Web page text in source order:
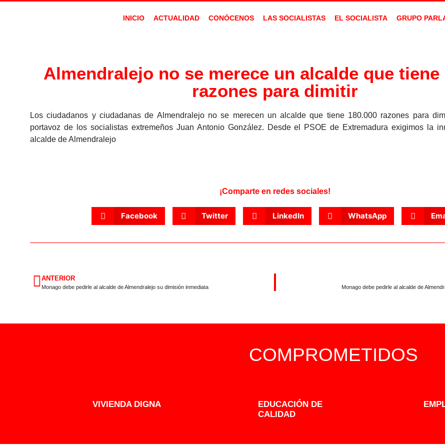
INICIO ACTUALIDAD CONÓCENOS LAS SOCIALISTAS EL SOCIALISTA GRUPO
Almendralejo no se merece un alcalde que tiene
razones para dimitir
Los ciudadanos y ciudadanas de Almendralejo no se merecen un alcalde que tiene 180.000 razones para
portavoz de los socialistas extremeños Juan Antonio González. Desde el PSOE de Extremadura exigimos la
alcalde de Almendralejo
¡Comparte en redes sociales!
Facebook Twitter LinkedIn WhatsApp
ANTERIOR
Monago debe pedirle al alcalde de Almendralejo su dimisión inmediata Monago debe pedirle al alcalde de
COMPROMETIDOS
VIVIENDA DIGNA
EDUCACIÓN DE
CALIDAD